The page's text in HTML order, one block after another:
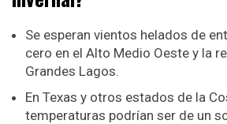
Se esperan vientos helados de
cero en el Alto Medio Oeste y la
Grandes Lagos.
En Texas y otros estados de la
temperaturas podrían ser de un